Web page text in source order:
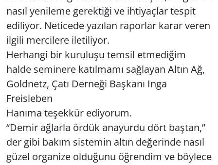
nasıl yenileme gerektiği ve ihtiyaçlar tespit
ediliyor. Neticede yazılan raporlar karar veren
ilgili mercilere iletiliyor.
Herhangi bir kuruluşu temsil etmediğim
halde seminere katılmamı sağlayan Altın Ağ,
Goldnetz, Çatı Derneği Başkanı Inga
Freisleben
Hanıma teşekkür ediyorum.
“Demir ağlarla ördük anayurdu dört baştan,”
der gibi bakım sistemin altın değerinde nasıl
güzel organize olduğunu öğrendim ve böylece